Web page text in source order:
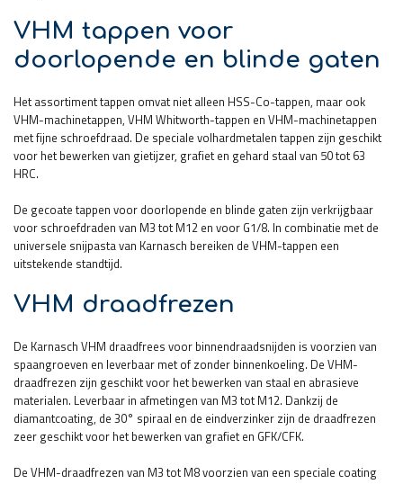
VHM tappen voor
doorlopende en blinde gaten
Het assortiment tappen omvat niet alleen HSS-Co-tappen, maar ook
VHM-machinetappen, VHM Whitworth-tappen en VHM-machinetappen
met fijne schroefdraad. De speciale volhardmetalen tappen zijn geschikt
voor het bewerken van gietijzer, grafiet en gehard staal van 50 tot 63
HRC.
De gecoate tappen voor doorlopende en blinde gaten zijn verkrijgbaar
voor schroefdraden van M3 tot M12 en voor G1/8. In combinatie met de
universele snijpasta van Karnasch bereiken de VHM-tappen een
uitstekende standtijd.
VHM draadfrezen
De Karnasch VHM draadfrees voor binnendraadsnijden is voorzien van
spaangroeven en leverbaar met of zonder binnenkoeling. De VHM-
draadfrezen zijn geschikt voor het bewerken van staal en abrasieve
materialen. Leverbaar in afmetingen van M3 tot M12. Dankzij de
diamantcoating, de 30° spiraal en de eindverzinker zijn de draadfrezen
zeer geschikt voor het bewerken van grafiet en GFK/CFK.
De VHM-draadfrezen van M3 tot M8 voorzien van een speciale coating